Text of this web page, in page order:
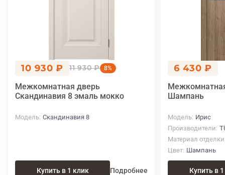
10 930 ₽ 11 930 ₽ 8%
Межкомнатная дверь
Скандинавия 8 эмаль мокко
Модель Скандинавия 8
Купить в 1 клик Подробнее
6 430 ₽
Шампань
Модель Ирис
Производители
Материал отделки
Цвет Шампань
Купить в